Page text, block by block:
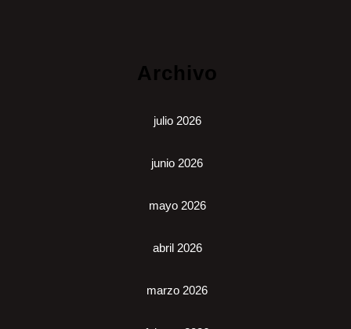
Archivo
julio 2026
junio 2026
mayo 2026
abril 2026
marzo 2026